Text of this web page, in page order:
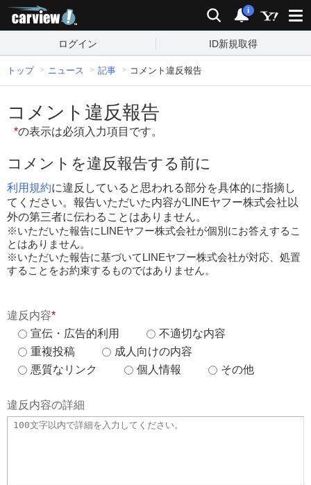
検索 通知
i
ログイン ID新規取得
トップ ニュース 記事 コメント違反報告
コメント違反報告
*の表示は必須入力項目です。
コメントを違反報告する前に
利用規約に違反していると思われる部分を具体的に指摘し
てください。報告いただいた内容がLINEヤフー株式会社以
外の第三者に伝わることはありません。
※いただいた報告にLINEヤフー株式会社が個別にお答えするこ
とはありません。
※いただいた報告に基づいてLINEヤフー株式会社が対応、処置
することをお約束するものではありません。
違反内容*
宣伝・広告的利用
不適切な内容
重複投稿
成人向けの内容
悪質なリンク
個人情報 その他
違反内容の詳細